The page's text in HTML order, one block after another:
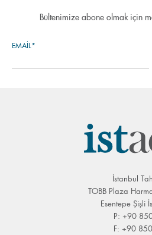
Bültenimize abone olmak için
EMAIL*
İstanbul
TOBB Plaza
Esentepe Şişli
P: +90
F: +90